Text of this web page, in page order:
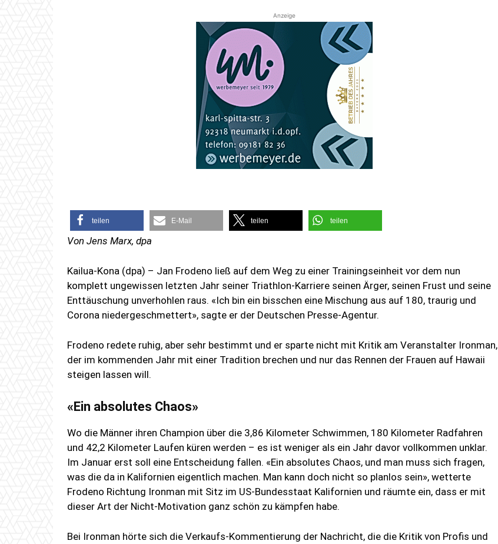
Anzeige
teilen E-Mail teilen teilen
Von Jens Marx, dpa
Kailua-Kona (dpa) – Jan Frodeno ließ auf dem Weg zu einer Trainingseinheit vor dem nun
komplett ungewissen letzten Jahr seiner Triathlon-Karriere seinen Ärger, seinen Frust und seine
Enttäuschung unverhohlen raus. «Ich bin ein bisschen eine Mischung aus auf 180, traurig und
Corona niedergeschmettert», sagte er der Deutschen Presse-Agentur.
Frodeno redete ruhig, aber sehr bestimmt und er sparte nicht mit Kritik am Veranstalter Ironman,
der im kommenden Jahr mit einer Tradition brechen und nur das Rennen der Frauen auf Hawaii
steigen lassen will.
«Ein absolutes Chaos»
Wo die Männer ihren Champion über die 3,86 Kilometer Schwimmen, 180 Kilometer Radfahren
und 42,2 Kilometer Laufen küren werden – es ist weniger als ein Jahr davor vollkommen unklar.
Im Januar erst soll eine Entscheidung fallen. «Ein absolutes Chaos, und man muss sich fragen,
was die da in Kalifornien eigentlich machen. Man kann doch nicht so planlos sein», wetterte
Frodeno Richtung Ironman mit Sitz im US-Bundesstaat Kalifornien und räumte ein, dass er mit
dieser Art der Nicht-Motivation ganz schön zu kämpfen habe.
Bei Ironman hörte sich die Verkaufs-Kommentierung der Nachricht, die die Kritik von Profis und